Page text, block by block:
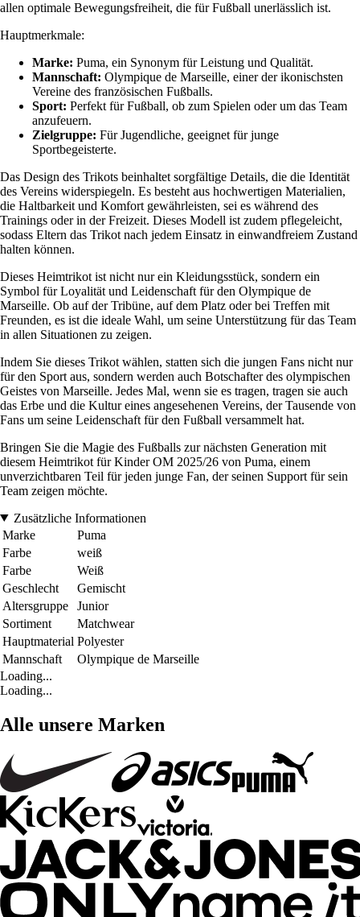
allen optimale Bewegungsfreiheit, die für Fußball unerlässlich ist.
Hauptmerkmale:
Marke: Puma, ein Synonym für Leistung und Qualität.
Mannschaft: Olympique de Marseille, einer der ikonischsten
Vereine des französischen Fußballs.
Sport: Perfekt für Fußball, ob zum Spielen oder um das Team
anzufeuern.
Zielgruppe: Für Jugendliche, geeignet für junge
Sportbegeisterte.
Das Design des Trikots beinhaltet sorgfältige Details, die die Identität
des Vereins widerspiegeln. Es besteht aus hochwertigen Materialien,
die Haltbarkeit und Komfort gewährleisten, sei es während des
Trainings oder in der Freizeit. Dieses Modell ist zudem pflegeleicht,
sodass Eltern das Trikot nach jedem Einsatz in einwandfreiem Zustand
halten können.
Dieses Heimtrikot ist nicht nur ein Kleidungsstück, sondern ein
Symbol für Loyalität und Leidenschaft für den Olympique de
Marseille. Ob auf der Tribüne, auf dem Platz oder bei Treffen mit
Freunden, es ist die ideale Wahl, um seine Unterstützung für das Team
in allen Situationen zu zeigen.
Indem Sie dieses Trikot wählen, statten sich die jungen Fans nicht nur
für den Sport aus, sondern werden auch Botschafter des olympischen
Geistes von Marseille. Jedes Mal, wenn sie es tragen, tragen sie auch
das Erbe und die Kultur eines angesehenen Vereins, der Tausende von
Fans um seine Leidenschaft für den Fußball versammelt hat.
Bringen Sie die Magie des Fußballs zur nächsten Generation mit
diesem Heimtrikot für Kinder OM 2025/26 von Puma, einem
unverzichtbaren Teil für jeden junge Fan, der seinen Support für sein
Team zeigen möchte.
Zusätzliche Informationen
Marke
Puma
Farbe
weiß
Farbe
Weiß
Geschlecht
Gemischt
Altersgruppe
Junior
Sortiment
Matchwear
Hauptmaterial Polyester
Mannschaft
Olympique de Marseille
Loading...
Loading...
Alle unsere Marken